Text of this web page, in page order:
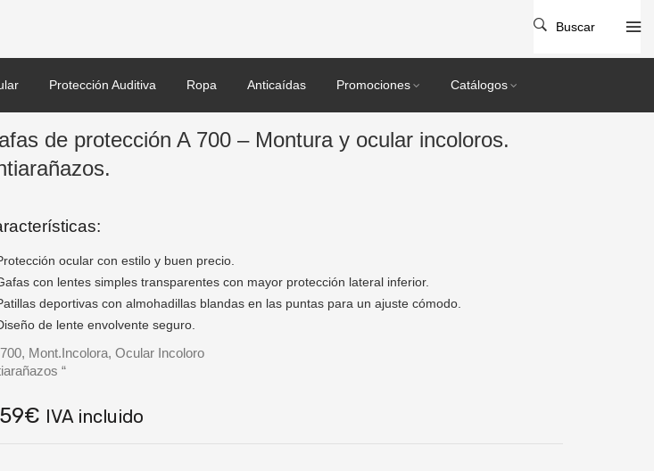
Protección Auditiva Ropa Anticaídas Promociones Catálogos
Buscar
de protección A 700 – Montura y ocular incoloros.
ocular con estilo y buen precio.
con lentes simples transparentes con mayor protección lateral inferior.
deportivas con almohadillas blandas en las puntas para un ajuste cómodo.
de lente envolvente seguro.
700, Mont.Incolora, Ocular Incoloro
“
€ IVA incluido